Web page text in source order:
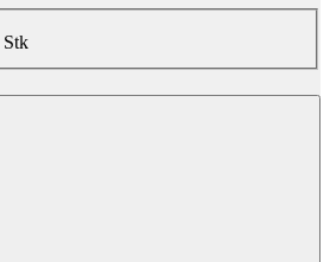
Stk